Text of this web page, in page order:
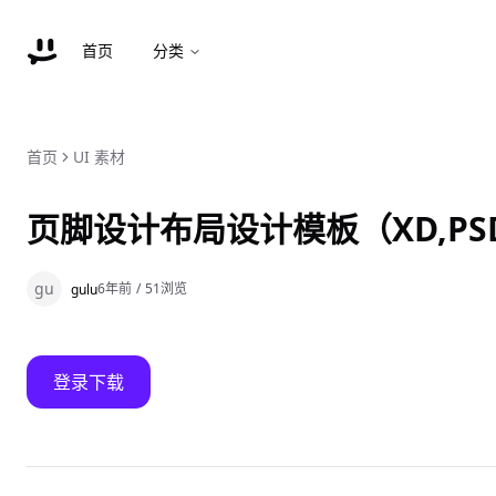
首页 分类
首页 UI 素材
页脚设计布局设计模板（
gu gulu6年前 / 51浏览
登录下载